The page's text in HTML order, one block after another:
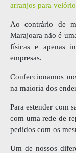
arranjos para velório
Ao contrário de
Marajoara não é
físicas e apenas
empresas.
Confeccionamos
na maioria dos
Para estender com
com uma rede de
pedidos com os
Um de nossos